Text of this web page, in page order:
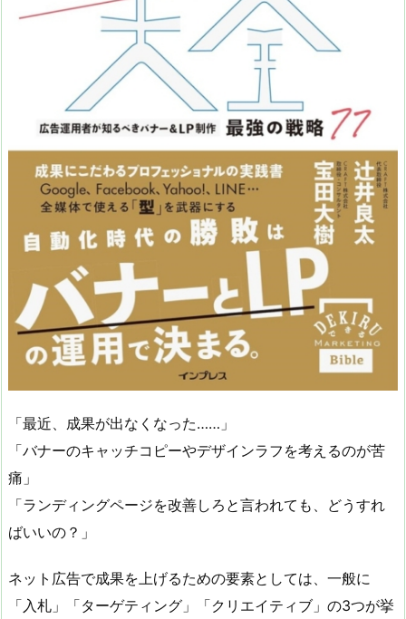
「最近、成果が出なくなった……」
「バナーのキャッチコピーやデザインラフを考えるのが苦
痛」
「ランディングページを改善しろと言われても、どうすれ
ばいいの？」
ネット広告で成果を上げるための要素としては、一般に
「入札」「ターゲティング」「クリエイティブ」の3つが挙